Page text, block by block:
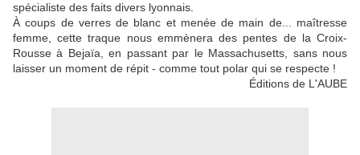
spécialiste des faits divers lyonnais.
À coups de verres de blanc et menée de main de... maîtresse
femme, cette traque nous emmènera des pentes de la Croix-
Rousse à Bejaïa, en passant par le Massachusetts, sans nous
laisser un moment de répit - comme tout polar qui se respecte !
Éditions de L'AUBE